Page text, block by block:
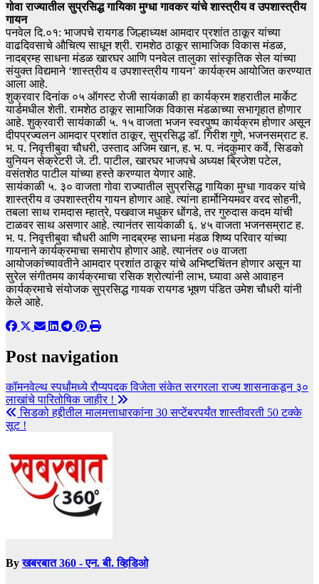
गोवा राज्यातील सुप्रसिद्ध गायिका मुग्धा गावकर यांचे शास्त्रीय व उपशास्त्रीय
गायन
पनवेल दि.०१: भाजपचे रायगड जिल्हाध्यक्ष आमदार प्रशांत ठाकूर यांच्या
वाढदिवसाचे औचित्य साधून श्री. रामशेठ ठाकूर सामाजिक विकास मंडळ,
नादब्रम्ह साधना मंडळ खारघर आणि पनवेल तालुका सांस्कृतिक सेल यांच्या
संयुक्त विद्यमाने ‘शास्त्रीय व उपशास्त्रीय गायन’ कार्यक्रम आयोजित करण्यात
आला आहे.
शुक्रवार दिनांक ०५ ऑगस्ट रोजी सायंकाळी हा कार्यक्रम शहरातील मार्केट
यार्डमधील शेती. रामशेठ ठाकूर सामाजिक विकास मंडळाच्या सभागृहात होणार
आहे. शुक्रवारी सायंकाळी ५. १५ वाजता भजन स्वरपुष्प कार्यक्रम होणार असून
दीपप्रज्वलन आमदार प्रशांत ठाकूर, सुप्रसिद्ध डॉ. गिरीश गुणे, भजनसम्राट ह.
भ. प. निवृत्तीबुवा चौधरी, उस्ताद अजिम खान, ह. भ. प. नंदकुमार कर्वे, सिडको
युनियन सेक्रेटरी जे. टी. पाटील, खारघर भाजपचे अध्यक्ष ब्रिजेश पटेल,
वसंतशेठ पाटील यांच्या हस्ते करण्यात येणार आहे.
सायंकाळी ५. ३० वाजता गोवा राज्यातील सुप्रसिद्ध गायिका मुग्धा गावकर यांचे
शास्त्रीय व उपशास्त्रीय गायन होणार आहे. त्यांना हार्मोनियमवर वरद सोहनी,
तबला साथ रामदास म्हात्रे, पखवाज मधुकर धोंगडे, तर गुरुदास कदम यांची
टाळवर साथ असणार आहे. त्यानंतर सायंकाळी ६. ४५ वाजता भजनसम्राट ह.
भ. प. निवृत्तीबुवा चौधरी आणि नादब्रम्ह साधना मंडळ शिष्य परिवार यांच्या
गायनाने कार्यक्रमाचा समारोप होणार आहे. त्यानंतर ०७ वाजता
आयोजकांच्यावतीने आमदार प्रशांत ठाकूर यांचे अभिष्टचिंतन होणार असून या
सुरेल संगीतमय कार्यक्रमाचा रसिक श्रोत्यांनी लाभ, घ्यावा असे आवाहन
कार्यक्रमाचे संयोजक सुप्रसिद्ध गायक रायगड भूषण पंडित उमेश चौधरी यांनी
केले आहे.
Post navigation
कॉमनवेल्थ स्पर्धांमध्ये रौप्यपदक विजेता संकेत सरगरला राज्य शासनाकडून ३०
लाखांचे पारितोषिक जाहीर !
सिडको हद्दीतील मालमत्ताधारकांना 30 सप्टेंबरपर्यंत शास्तीवरती 50 टक्के
सूट !
Byखबरबात 360 - एन. बी. व्हिडिओ